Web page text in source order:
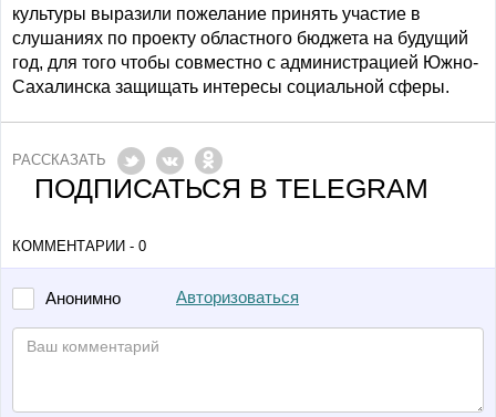
культуры выразили пожелание принять участие в
слушаниях по проекту областного бюджета на будущий
год, для того чтобы совместно с администрацией Южно-
Сахалинска защищать интересы социальной сферы.
РАССКАЗАТЬ
ПОДПИСАТЬСЯ В TELEGRAM
КОММЕНТАРИИ - 0
Анонимно Авторизоваться